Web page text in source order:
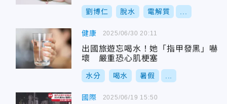
劉博仁 脫水 電解質
健康
出國旅遊忘喝水！她「指甲發黑」嚇
壞 嚴重恐心肌梗塞
水分 喝水 暑假
2025/06/30 20:11
國際 2025/06/19 15:50